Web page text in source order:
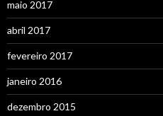
maio 2017
abril 2017
fevereiro 2017
janeiro 2016
dezembro 2015